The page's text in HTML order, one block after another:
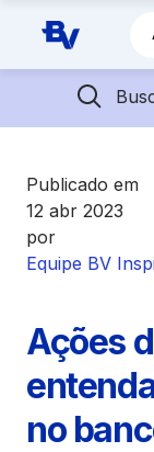
Pular para o
Barra de
Descubra
Empréstimos
Financiamentos
Futuro
Parceiros BV
Publicado em
12 abr 2023
por
Equipe BV
Ações
no